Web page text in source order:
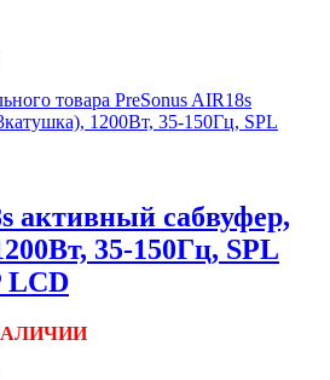
активный сабвуфер,
35-150Гц, SPL
LCD